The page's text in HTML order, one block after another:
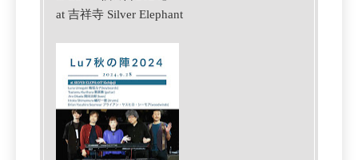
at 吉祥寺 Silver Elephant